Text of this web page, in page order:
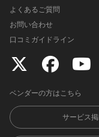
よくあるご質問
お問い合わせ
口コミガイドライン
ベンダーの方はこちら
サービス